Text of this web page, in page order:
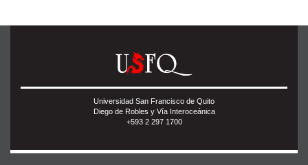
Universidad San Francisco de Quito
Diego de Robles y Vía Interoceánica
+593 2 297 1700